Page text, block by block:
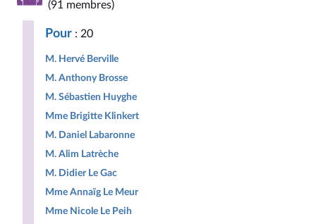
(91 membres)
Pour : 20
M. Hervé Berville
M. Anthony Brosse
M. Sébastien Huyghe
Mme Brigitte Klinkert
M. Daniel Labaronne
M. Alim Latrèche
M. Didier Le Gac
Mme Annaïg Le Meur
Mme Nicole Le Peih